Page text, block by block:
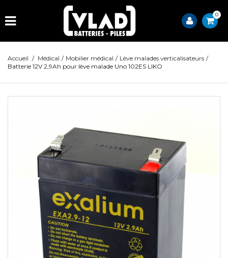
0
Accueil / Médical / Mobilier médical / Lève malades verticalisateurs /
Batterie 12V 2,9Ah pour lève malade Uno 102ES LIKO